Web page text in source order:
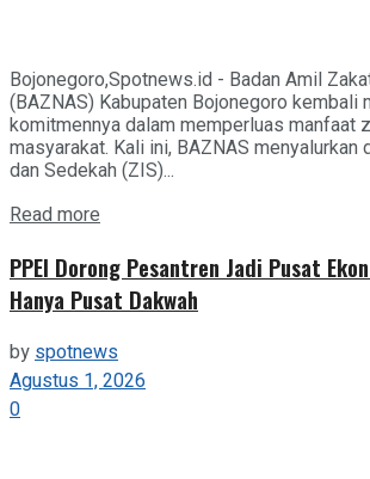
Bojonegoro,Spotnews.id - Badan Amil
(BAZNAS) Kabupaten Bojonegoro kembali
komitmennya dalam memperluas manfaat
masyarakat. Kali ini, BAZNAS menyalurkan
dan Sedekah (ZIS)...
Read more
PPEI Dorong Pesantren Jadi Pusat
Hanya Pusat Dakwah
byspotnews
Agustus 1, 2026
0